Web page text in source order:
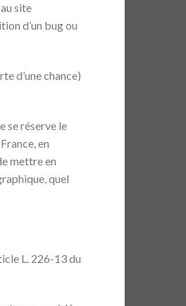
site
d’un bug ou
d’une chance)
se réserve le
en
mettre en
quel
L. 226-13 du